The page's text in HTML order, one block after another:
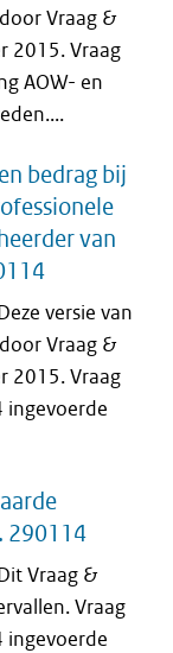
Vraag &
2015. Vraag
AOW- en
bedrag bij
van
versie van
Vraag &
2015. Vraag
ingevoerde
290114
Vraag &
Vraag
ingevoerde